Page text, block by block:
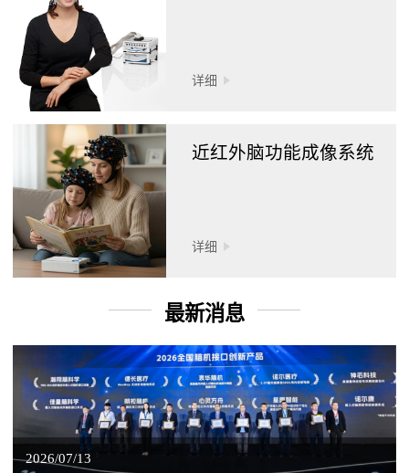
详细
近红外脑功能成像系统
详细
最新消息
2026/07/13